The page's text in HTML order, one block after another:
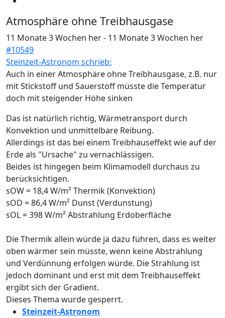
Atmosphäre ohne Treibhausgase
11 Monate 3 Wochen her- 11 Monate 3 Wochen her
#10549
Steinzeit-Astronom schrieb:
Auch in einer Atmosphäre ohne Treibhausgase, z.B. nur
mit Stickstoff und Sauerstoff müsste die Temperatur
doch mit steigender Höhe sinken
Das ist natürlich richtig, Wärmetransport durch
Konvektion und unmittelbare Reibung.
Allerdings ist das bei einem Treibhauseffekt wie auf der
Erde als "Ursache" zu vernachlässigen.
Beides ist hingegen beim Klimamodell durchaus zu
berücksichtigen.
sOW = 18,4 W/m² Thermik (Konvektion)
sOD = 86,4 W/m² Dunst (Verdunstung)
sOL = 398 W/m² Abstrahlung Erdoberfläche
Die Thermik allein würde ja dazu führen, dass es weiter
oben wärmer sein müsste, wenn keine Abstrahlung
und Verdünnung erfolgen würde. Die Strahlung ist
jedoch dominant und erst mit dem Treibhauseffekt
ergibt sich der Gradient.
Dieses Thema wurde gesperrt.
Steinzeit-Astronom